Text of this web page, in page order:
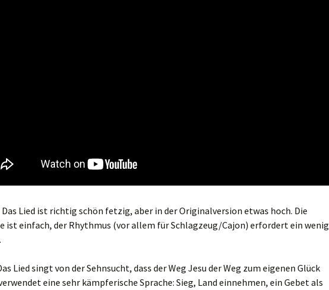
Zur Kommunion
Schlusslieder
Das Lied ist richtig schön fetzig, aber in der Originalversion etwas hoch. Die
ist einfach, der Rhythmus (vor allem für Schlagzeug/Cajon) erfordert ein wenig
Lied singt von der Sehnsucht, dass der Weg Jesu der Weg zum eigenen Glück
eine sehr kämpferische Sprache: Sieg, Land einnehmen, ein Gebet als